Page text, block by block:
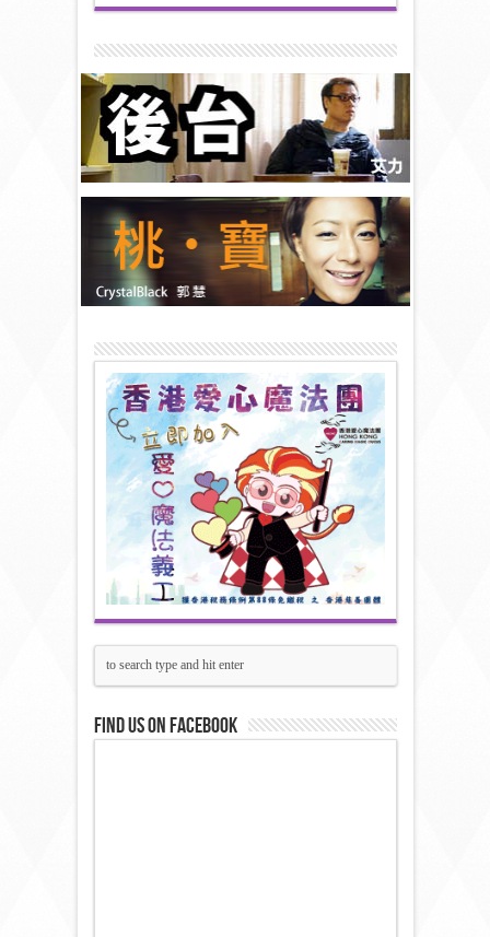
Find us on Facebook